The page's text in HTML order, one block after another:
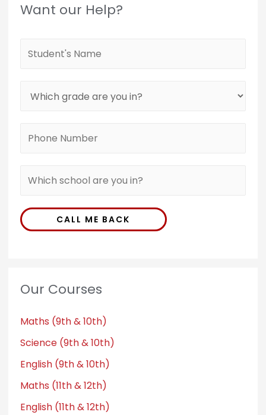
Want our Help?
CALL ME BACK
Our Courses
Maths (9th & 10th)
Science (9th & 10th)
English (9th & 10th)
Maths (11th & 12th)
English (11th & 12th)